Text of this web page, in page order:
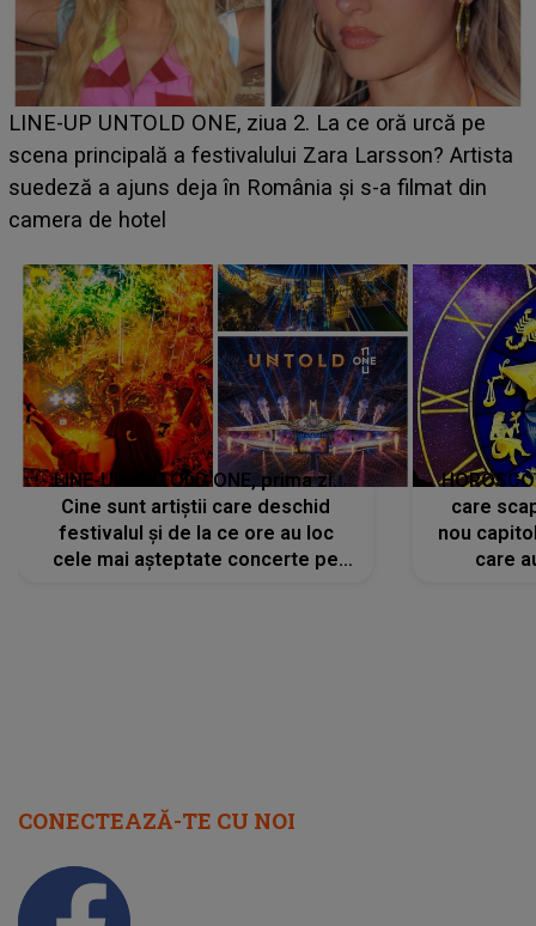
Ce a dezvăluit noua concurentă din "Casa Iubirii" l-a
luat prin surprindere pe Emanuel. CINE ESTE
BĂIATUL VIZAT de Alexandra?! Aflându-se în fața
faptului împlinit, A RECUNOSCUT IMEDIAT: "Am
LINE-UP UNTOLD ONE, prima zi.
Cine sunt artiștii care deschid
festivalul și de la ce ore au loc
cele mai așteptate concerte pe
care
nou
care
CONECTEAZĂ-TE CU NOI